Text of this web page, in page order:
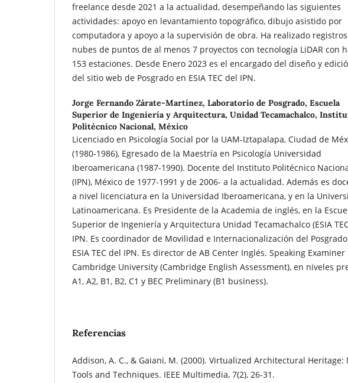
freelance desde 2021 a la actualidad, desempeñando las siguientes
actividades: apoyo en levantamiento topográfico, dibujo asistido por
computadora y apoyo a la supervisión de obra. Ha realizado
nubes de puntos de al menos 7 proyectos con tecnología LiDAR con
153 estaciones. Desde Enero 2023 es el encargado del diseño y
del sitio web de Posgrado en ESIA TEC del IPN.
Jorge Fernando Zárate-Martínez, Laboratorio de Posgrado, Escuela
Superior de Ingeniería y Arquitectura, Unidad Tecamachalco,
Politécnico Nacional, México
Licenciado en Psicología Social por la UAM-Iztapalapa, Ciudad de
(1980-1986), Egresado de la Maestría en Psicología Universidad
Iberoamericana (1987-1990). Docente del Instituto Politécnico
(IPN), México de 1977-1991 y de 2006- a la actualidad. Además es
a nivel licenciatura en la Universidad Iberoamericana, y en la
Latinoamericana. Es Presidente de la Academia de inglés, en la
Superior de Ingeniería y Arquitectura Unidad Tecamachalco (ESIA
IPN. Es coordinador de Movilidad e Internacionalización del
ESIA TEC del IPN. Es director de AB Center Inglés. Speaking Examiner
Cambridge University (Cambridge English Assessment), en niveles
A1, A2, B1, B2, C1 y BEC Preliminary (B1 business).
Referencias
Addison, A. C., & Gaiani, M. (2000). Virtualized Architectural Heritage:
Tools and Techniques. IEEE Multimedia, 7(2), 26-31.